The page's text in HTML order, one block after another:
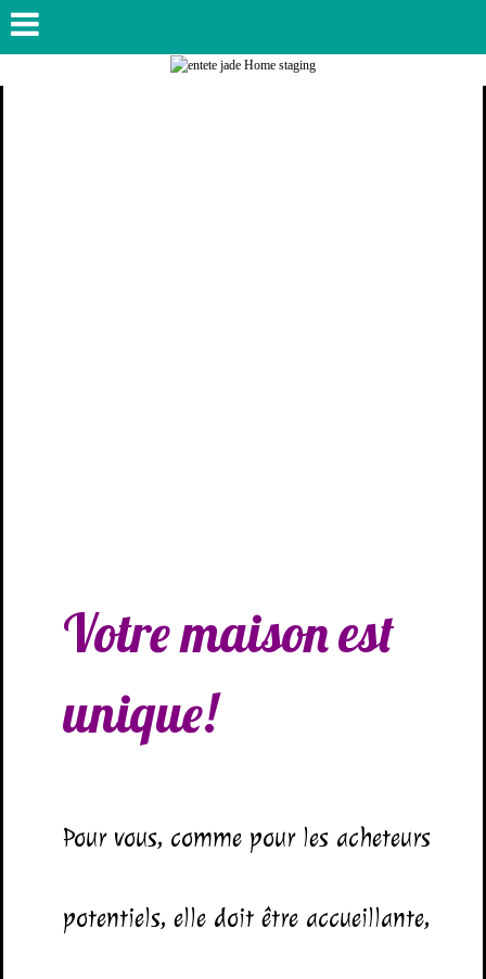
Votre maison est
unique!
Pour vous, comme pour les acheteurs
potentiels, elle doit être accueillante,